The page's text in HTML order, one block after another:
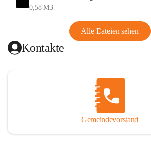
und Ungarn war. Dadurch war Wörterberg
Aus diesem Grund war die Bevölkerung
Schmuggel zu betreiben. Es kam oft zu
Überfällen und Schießereien. Erst mit dem
wirtschaftlich ging es bergauf. Dieser
1926. Es folgten Arbeitslosigkeit,
Unanbringlichkeit von Produkten. Daher
Anschluss an das Deutsche Reich begrüßt.
Weltkrieg ausbrach, schwang die
26 Männer an der Front, weitere 16
0,58 MB
Alle Dateien sehen
Kontakte
Gemeindevorstand